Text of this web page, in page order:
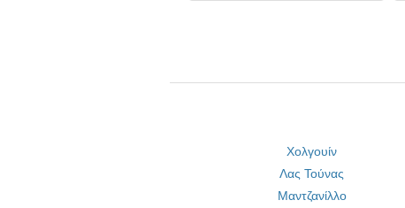
Χολγουίν
Λας Τούνας
Μαντζανίλλο